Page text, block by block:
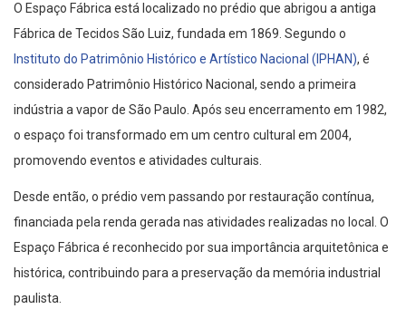
O Espaço Fábrica está localizado no prédio que abrigou a antiga
Fábrica de Tecidos São Luiz, fundada em 1869. Segundo o
Instituto do Patrimônio Histórico e Artístico Nacional (IPHAN), é
considerado Patrimônio Histórico Nacional, sendo a primeira
indústria a vapor de São Paulo. Após seu encerramento em 1982,
o espaço foi transformado em um centro cultural em 2004,
promovendo eventos e atividades culturais.
Desde então, o prédio vem passando por restauração contínua,
financiada pela renda gerada nas atividades realizadas no local. O
Espaço Fábrica é reconhecido por sua importância arquitetônica e
histórica, contribuindo para a preservação da memória industrial
paulista.